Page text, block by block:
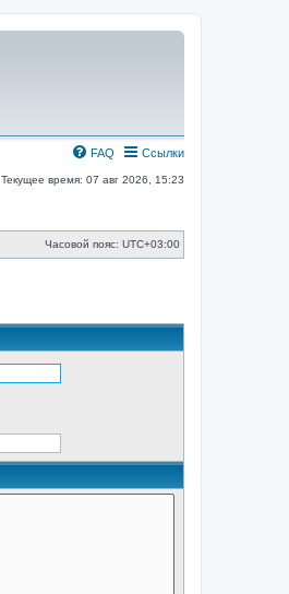
Ссылки
FAQ
Текущее время: 07 авг 2026, 15:23
Часовой пояс: UTC+03:00